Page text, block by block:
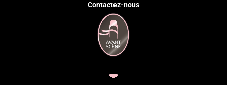
Contactez-nous
